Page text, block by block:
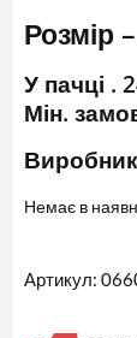
Розмір
У пачці .
Мін.
Немає в
Артикул: